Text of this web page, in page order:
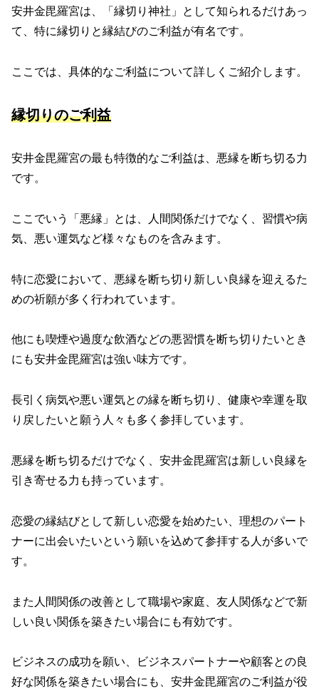
安井金毘羅宮は、「縁切り神社」として知られるだけあっ
て、特に縁切りと縁結びのご利益が有名です。
ここでは、具体的なご利益について詳しくご紹介します。
縁切りのご利益
安井金毘羅宮の最も特徴的なご利益は、悪縁を断ち切る力
です。
ここでいう「悪縁」とは、人間関係だけでなく、習慣や病
気、悪い運気など様々なものを含みます。
特に恋愛において、悪縁を断ち切り新しい良縁を迎えるた
めの祈願が多く行われています。
他にも喫煙や過度な飲酒などの悪習慣を断ち切りたいとき
にも安井金毘羅宮は強い味方です。
長引く病気や悪い運気との縁を断ち切り、健康や幸運を取
り戻したいと願う人々も多く参拝しています。
悪縁を断ち切るだけでなく、安井金毘羅宮は新しい良縁を
引き寄せる力も持っています。
恋愛の縁結びとして新しい恋愛を始めたい、理想のパート
ナーに出会いたいという願いを込めて参拝する人が多いで
す。
また人間関係の改善として職場や家庭、友人関係などで新
しい良い関係を築きたい場合にも有効です。
ビジネスの成功を願い、ビジネスパートナーや顧客との良
好な関係を築きたい場合にも、安井金毘羅宮のご利益が役